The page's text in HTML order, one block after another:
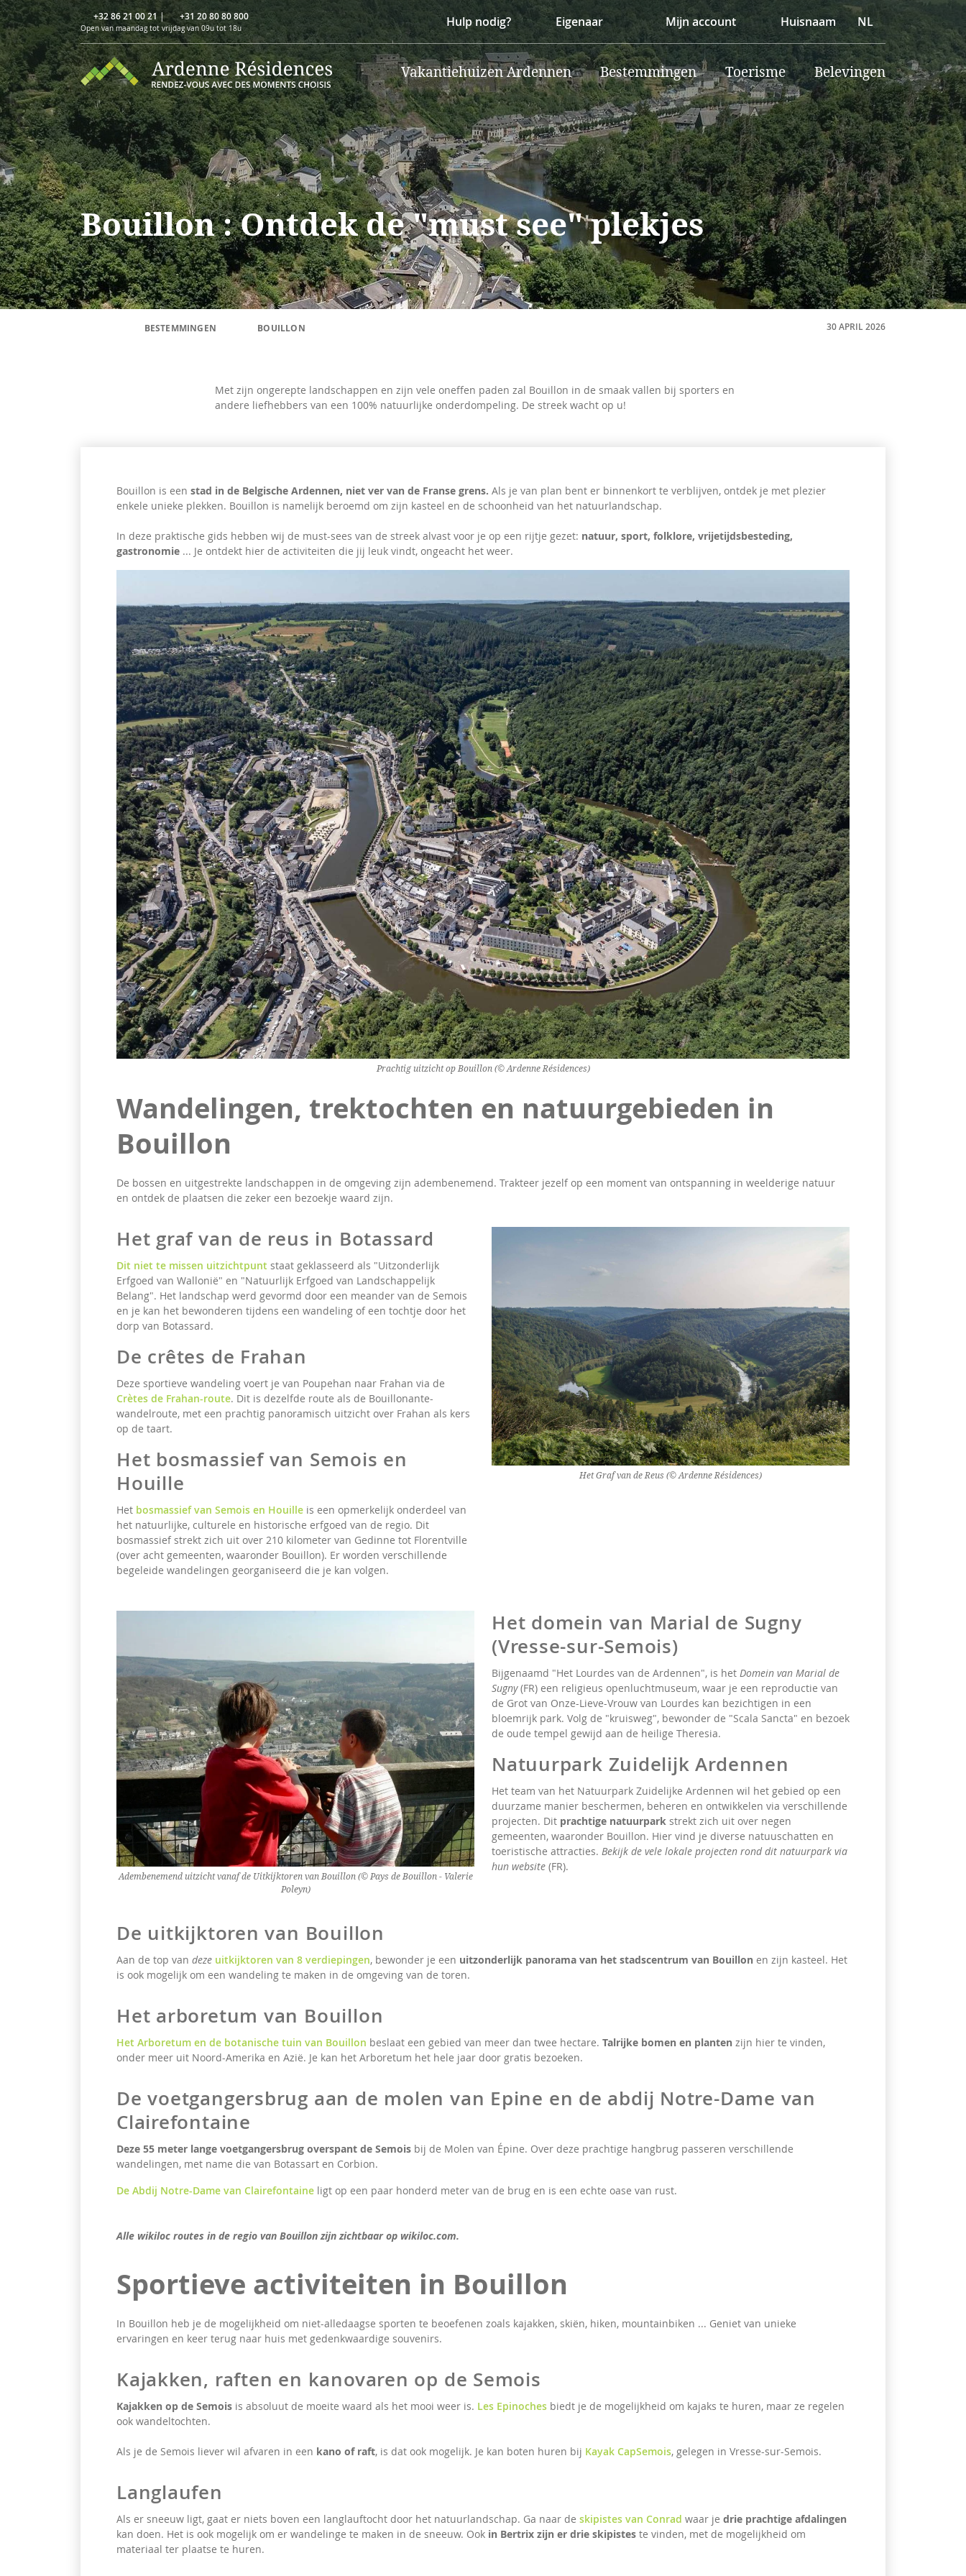
+32 86 21 00 21| +31 20 80 80 800
Open van maandag tot vrijdag van 09u tot 18u Hulp nodig? Eigenaar Mijn account Huisnaam NL
Vakantiehuizen Ardennen Bestemmingen Toerisme Belevingen
Bouillon : Ontdek de "must see" plekjes
BESTEMMINGEN BOUILLON 30 APRIL 2026
Met zijn ongerepte landschappen en zijn vele oneffen paden zal Bouillon in de smaak vallen bij sporters en
andere liefhebbers van een 100% natuurlijke onderdompeling. De streek wacht op u!
Bouillon is een stad in de Belgische Ardennen, niet ver van de Franse grens. Als je van plan bent er binnenkort te verblijven, ontdek je met plezier
enkele unieke plekken. Bouillon is namelijk beroemd om zijn kasteel en de schoonheid van het natuurlandschap.
In deze praktische gids hebben wij de must-sees van de streek alvast voor je op een rijtje gezet: natuur, sport, folklore, vrijetijdsbesteding,
gastronomie ... Je ontdekt hier de activiteiten die jij leuk vindt, ongeacht het weer.
Prachtig uitzicht op Bouillon (© Ardenne Résidences)
Wandelingen, trektochten en natuurgebieden in
Bouillon
De bossen en uitgestrekte landschappen in de omgeving zijn adembenemend. Trakteer jezelf op een moment van ontspanning in weelderige natuur
en ontdek de plaatsen die zeker een bezoekje waard zijn.
Het graf van de reus in Botassard
Dit niet te missen uitzichtpunt staat geklasseerd als "Uitzonderlijk
Erfgoed van Wallonië" en "Natuurlijk Erfgoed van Landschappelijk
Belang". Het landschap werd gevormd door een meander van de Semois
en je kan het bewonderen tijdens een wandeling of een tochtje door het
dorp van Botassard.
De crêtes de Frahan
Deze sportieve wandeling voert je van Poupehan naar Frahan via de
Crètes de Frahan-route. Dit is dezelfde route als de Bouillonante-
wandelroute, met een prachtig panoramisch uitzicht over Frahan als kers
op de taart.
Het bosmassief van Semois en
Houille
Het bosmassief van Semois en Houille is een opmerkelijk onderdeel van
het natuurlijke, culturele en historische erfgoed van de regio. Dit
bosmassief strekt zich uit over 210 kilometer van Gedinne tot Florentville
(over acht gemeenten, waaronder Bouillon). Er worden verschillende
begeleide wandelingen georganiseerd die je kan volgen.
Het Graf van de Reus (© Ardenne Résidences)
Adembenemend uitzicht vanaf de Uitkijktoren van Bouillon (© Pays de Bouillon - Valerie
Poleyn)
Het domein van Marial de Sugny
(Vresse-sur-Semois)
Bijgenaamd "Het Lourdes van de Ardennen", is het Domein van Marial de
Sugny(FR) een religieus openluchtmuseum, waar je een reproductie van
de Grot van Onze-Lieve-Vrouw van Lourdes kan bezichtigen in een
bloemrijk park. Volg de "kruisweg", bewonder de "Scala Sancta" en bezoek
de oude tempel gewijd aan de heilige Theresia.
Natuurpark Zuidelijk Ardennen
Het team van het Natuurpark Zuidelijke Ardennen wil het gebied op een
duurzame manier beschermen, beheren en ontwikkelen via verschillende
projecten. Dit prachtige natuurpark strekt zich uit over negen
gemeenten, waaronder Bouillon. Hier vind je diverse natuuschatten en
toeristische attracties. Bekijk de vele lokale projecten rond dit natuurpark via
hun website (FR).
De uitkijktoren van Bouillon
Aan de top van deze uitkijktoren van 8 verdiepingen, bewonder je een uitzonderlijk panorama van het stadscentrum van Bouillon en zijn kasteel. Het
is ook mogelijk om een wandeling te maken in de omgeving van de toren.
Het arboretum van Bouillon
Het Arboretum en de botanische tuin van Bouillon beslaat een gebied van meer dan twee hectare. Talrijke bomen en planten zijn hier te vinden,
onder meer uit Noord-Amerika en Azië. Je kan het Arboretum het hele jaar door gratis bezoeken.
De voetgangersbrug aan de molen van Epine en de abdij Notre-Dame van
Clairefontaine
Deze 55 meter lange voetgangersbrug overspant de Semois bij de Molen van Épine. Over deze prachtige hangbrug passeren verschillende
wandelingen, met name die van Botassart en Corbion.
De Abdij Notre-Dame van Clairefontaine ligt op een paar honderd meter van de brug en is een echte oase van rust.
Alle wikiloc routes in de regio van Bouillon zijn zichtbaar op wikiloc.com.
Sportieve activiteiten in Bouillon
In Bouillon heb je de mogelijkheid om niet-alledaagse sporten te beoefenen zoals kajakken, skiën, hiken, mountainbiken ... Geniet van unieke
ervaringen en keer terug naar huis met gedenkwaardige souvenirs.
Kajakken, raften en kanovaren op de Semois
Kajakken op de Semois is absoluut de moeite waard als het mooi weer is. Les Epinoches biedt je de mogelijkheid om kajaks te huren, maar ze regelen
ook wandeltochten.
Als je de Semois liever wil afvaren in een kano of raft, is dat ook mogelijk. Je kan boten huren bij Kayak CapSemois, gelegen in Vresse-sur-Semois.
Langlaufen
Als er sneeuw ligt, gaat er niets boven een langlauftocht door het natuurlandschap. Ga naar de skipistes van Conrad waar je drie prachtige afdalingen
kan doen. Het is ook mogelijk om er wandelinge te maken in de sneeuw. Ook in Bertrix zijn er drie skipistes te vinden, met de mogelijkheid om
materiaal ter plaatse te huren.